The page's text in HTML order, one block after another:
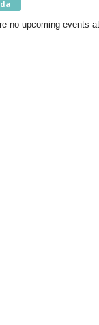
no upcoming events